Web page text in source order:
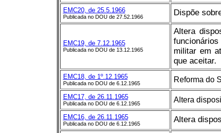
EMC20, de 25.5.1966
Publicada no DOU de 27.52.1966 Dispõe
EMC19, de 7.12.1965
Publicada no DOU de 13.12.1965
Altera
militar em
que aceitar.
EMC18, de 1º.12.1965
Publicada no DOU de 6.12.1965 Reforma do
EMC17, de 26.11.1965
Publicada no DOU de 6.12.1965 Altera
EMC16, de 26.11.1965
Publicada no DOU de 6.12.1965 Altera